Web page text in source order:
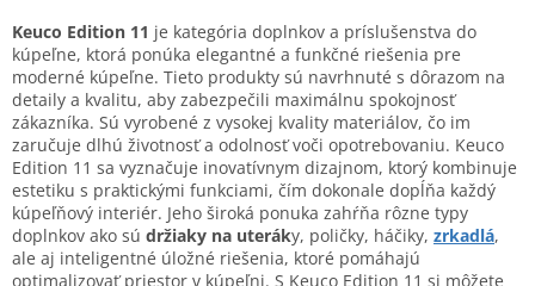
l
á
d
a
c
i
e
p
r
v
k
y
Keuco Edition 11 je kategória doplnkov a príslušenstva do
kúpeľne, ktorá ponúka elegantné a funkčné riešenia pre
moderné kúpeľne. Tieto produkty sú navrhnuté s dôrazom na
detaily a kvalitu, aby zabezpečili maximálnu spokojnosť
zákazníka. Sú vyrobené z vysokej kvality materiálov, čo im
zaručuje dlhú životnosť a odolnosť voči opotrebovaniu. Keuco
Edition 11 sa vyznačuje inovatívnym dizajnom, ktorý kombinuje
estetiku s praktickými funkciami, čím dokonale dopĺňa každý
kúpeľňový interiér. Jeho široká ponuka zahŕňa rôzne typy
doplnkov ako sú držiaky na uteráky, poličky, háčiky, zrkadlá,
ale aj inteligentné úložné riešenia, ktoré pomáhajú
optimalizovať priestor v kúpeľni. S Keuco Edition 11 si môžete